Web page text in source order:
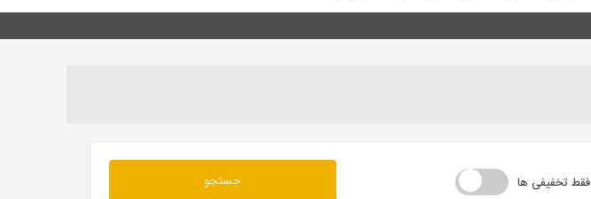
فقط تخفیفی ها جستجو